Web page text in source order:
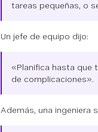
tareas pequeñas, o
Un jefe de equipo dijo:
«Planifica hasta que
de complicaciones».
Además, una ingeniera